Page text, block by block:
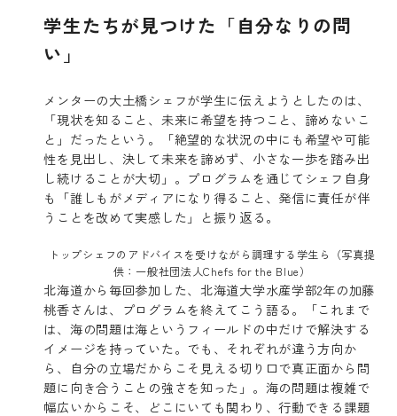
学生たちが見つけた「自分なりの問
い」
メンターの大土橋シェフが学生に伝えようとしたのは、
「現状を知ること、未来に希望を持つこと、諦めないこ
と」だったという。「絶望的な状況の中にも希望や可能
性を見出し、決して未来を諦めず、小さな一歩を踏み出
し続けることが大切」。プログラムを通じてシェフ自身
も「誰しもがメディアになり得ること、発信に責任が伴
うことを改めて実感した」と振り返る。
トップシェフのアドバイスを受けながら調理する学生ら（写真提
供：一般社団法人Chefs for the Blue）
北海道から毎回参加した、北海道大学水産学部2年の加藤
桃香さんは、プログラムを終えてこう語る。「これまで
は、海の問題は海というフィールドの中だけで解決する
イメージを持っていた。でも、それぞれが違う方向か
ら、自分の立場だからこそ見える切り口で真正面から問
題に向き合うことの強さを知った」。海の問題は複雑で
幅広いからこそ、どこにいても関わり、行動できる課題